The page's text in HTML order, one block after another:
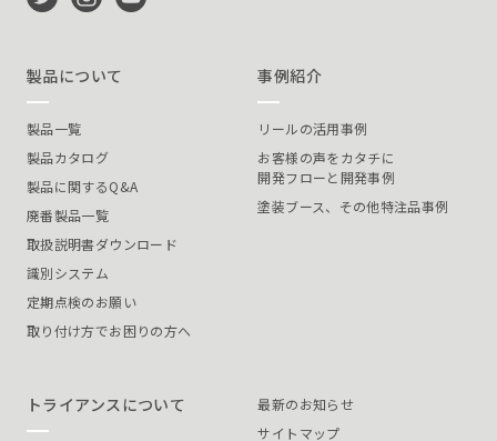
製品について
製品一覧
製品カタログ
製品に関するQ&A
廃番製品一覧
取扱説明書ダウンロード
識別システム
定期点検のお願い
取り付け方でお困りの方へ
事例紹介
リールの活用事例
お客様の声をカタチに
開発フローと開発事例
塗装ブース、その他特注品事例
トライアンスについて
最新のお知らせ
サイトマップ